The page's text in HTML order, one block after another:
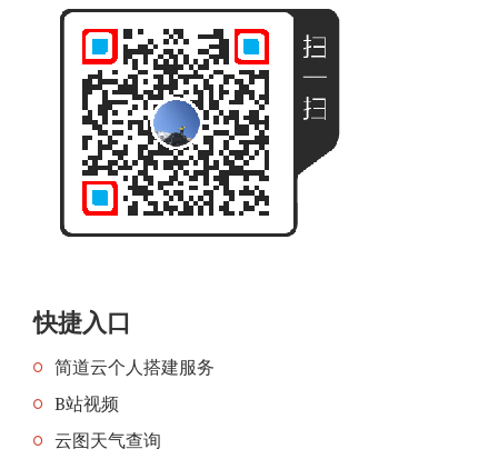
快捷入口
简道云个人搭建服务
B站视频
云图天气查询